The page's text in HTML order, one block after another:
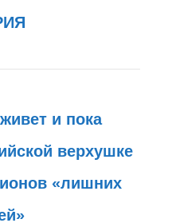
и пока
верхушке
«лишних